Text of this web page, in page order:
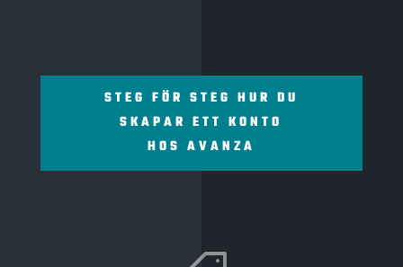
STEG FÖR STEG HUR DU
SKAPAR ETT KONTO
HOS AVANZA